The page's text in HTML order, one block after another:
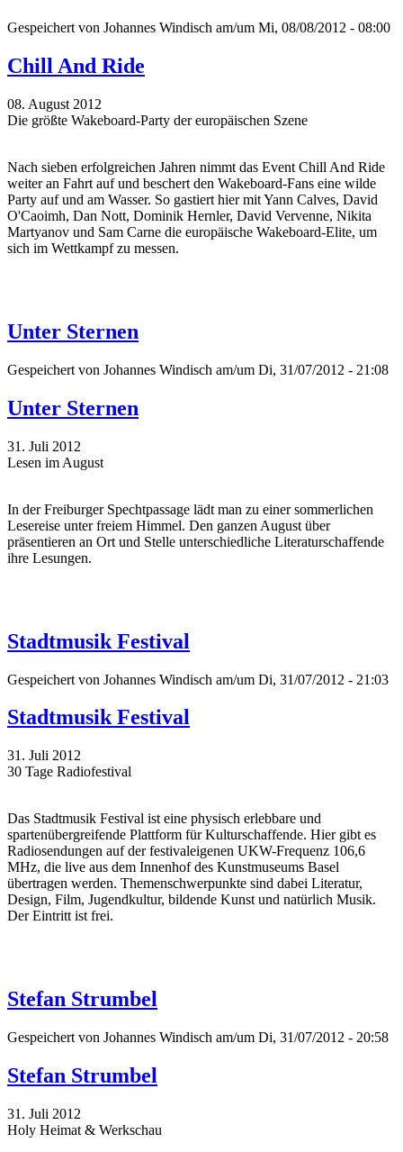
Gespeichert von Johannes Windisch am/um Mi, 08/08/2012 - 08:00
Chill And Ride
08. August 2012
Die größte Wakeboard-Party der europäischen Szene
Nach sieben erfolgreichen Jahren nimmt das Event Chill And Ride
weiter an Fahrt auf und beschert den Wakeboard-Fans eine wilde
Party auf und am Wasser. So gastiert hier mit Yann Calves, David
O'Caoimh, Dan Nott, Dominik Hernler, David Vervenne, Nikita
Martyanov und Sam Carne die europäische Wakeboard-Elite, um
sich im Wettkampf zu messen.
Unter Sternen
Gespeichert von Johannes Windisch am/um Di, 31/07/2012 - 21:08
Unter Sternen
31. Juli 2012
Lesen im August
In der Freiburger Spechtpassage lädt man zu einer sommerlichen
Lesereise unter freiem Himmel. Den ganzen August über
präsentieren an Ort und Stelle unterschiedliche Literaturschaffende
ihre Lesungen.
Stadtmusik Festival
Gespeichert von Johannes Windisch am/um Di, 31/07/2012 - 21:03
Stadtmusik Festival
31. Juli 2012
30 Tage Radiofestival
Das Stadtmusik Festival ist eine physisch erlebbare und
spartenübergreifende Plattform für Kulturschaffende. Hier gibt es
Radiosendungen auf der festivaleigenen UKW-Frequenz 106,6
MHz, die live aus dem Innenhof des Kunstmuseums Basel
übertragen werden. Themenschwerpunkte sind dabei Literatur,
Design, Film, Jugendkultur, bildende Kunst und natürlich Musik.
Der Eintritt ist frei.
Stefan Strumbel
Gespeichert von Johannes Windisch am/um Di, 31/07/2012 - 20:58
Stefan Strumbel
31. Juli 2012
Holy Heimat & Werkschau